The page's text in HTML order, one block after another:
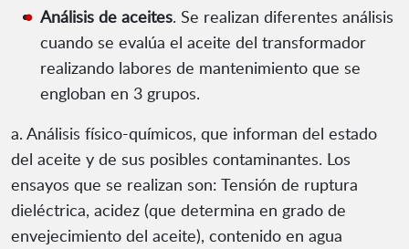
Análisis de aceites. Se realizan diferentes análisis
cuando se evalúa el aceite del transformador
realizando labores de mantenimiento que se
engloban en 3 grupos.
a. Análisis físico-químicos, que informan del estado
del aceite y de sus posibles contaminantes. Los
ensayos que se realizan son: Tensión de ruptura
dieléctrica, acidez (que determina en grado de
envejecimiento del aceite), contenido en agua